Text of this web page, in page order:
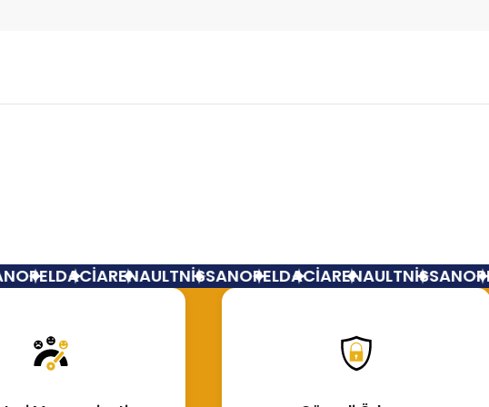
OPELDACİARENAULTNİSSANOPELDACİARENAULTNİSSANOPEL